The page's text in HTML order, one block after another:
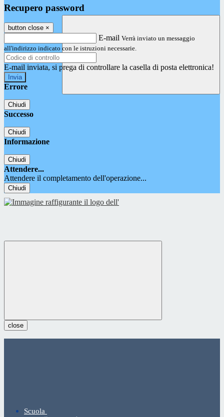
Recupero password
button close ×
E-mail Verrà inviato un messaggio
all'indirizzo indicato con le istruzioni necessarie.
E-mail inviata, si prega di controllare la casella di posta elettronica!
Errore
Chiudi
Successo
Chiudi
Informazione
Chiudi
Attendere...
Attendere il completamento dell'operazione...
Chiudi
close
Scuola